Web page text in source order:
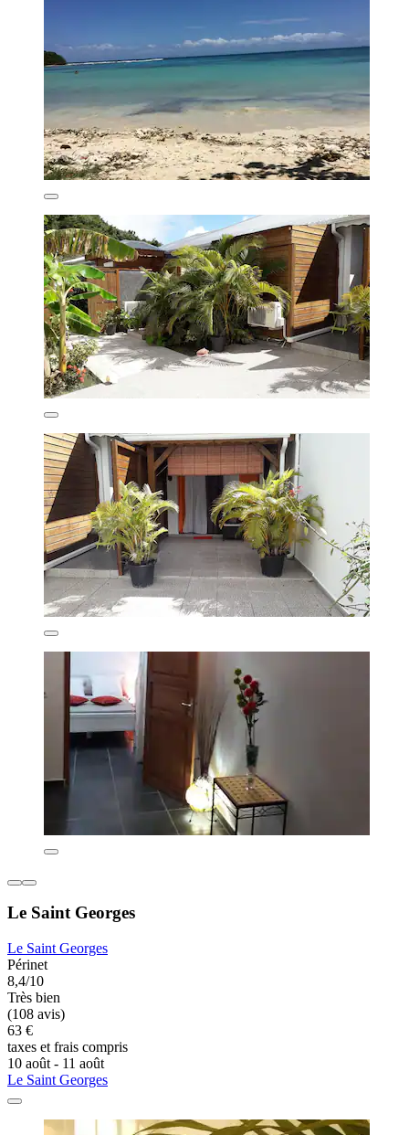
Le Saint Georges
Le Saint Georges
Périnet
8,4/10
Très bien
(108 avis)
63 €
taxes et frais compris
10 août - 11 août
Le Saint Georges